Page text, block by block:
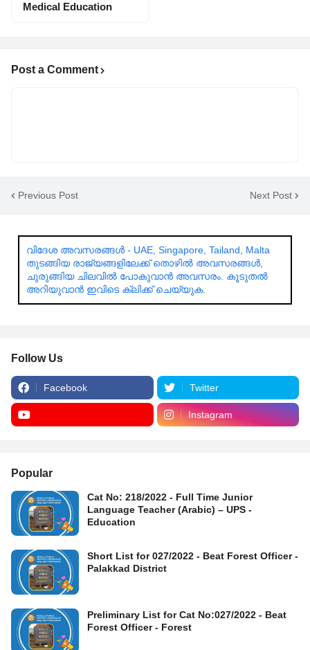
Medical Education
Post a Comment
Previous Post Next Post
വിദേശ അവസരങ്ങൾ - UAE, Singapore, Tailand, Malta
തുടങ്ങിയ രാജ്യങ്ങളിലേക്ക് തൊഴിൽ അവസരങ്ങൾ,
ചുരുങ്ങിയ ചിലവിൽ പോകുവാൻ അവസരം. കൂടുതൽ
അറിയുവാൻ ഇവിടെ ക്ലിക്ക് ചെയ്യുക.
Follow Us
Facebook Twitter
Instagram
Popular
Cat No: 218/2022 - Full Time Junior
Language Teacher (Arabic) – UPS -
Education
Short List for 027/2022 - Beat Forest Officer -
Palakkad District
Preliminary List for Cat No:027/2022 - Beat
Forest Officer - Forest